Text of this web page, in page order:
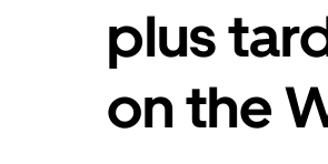
plus
on the